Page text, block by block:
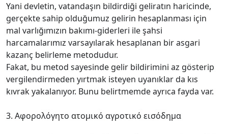
Yani devletin, vatandaşın bildirdiği geliratın haricinde,
gerçekte sahip olduğumuz gelirin hesaplanması için
mal varlığımızın bakımı-giderleri ile şahsi
harcamalarımız varsayılarak hesaplanan bir asgari
kazanç belirleme metodudur.
Fakat, bu metod sayesinde gelir bildirimini az gösterip
vergilendirmeden yırtmak isteyen uyanıklar da kıs
kıvrak yakalanıyor. Bunu belirtmemde ayrıca fayda var.
3. Αφορολόγητο ατομικό αγροτικό εισόδημα